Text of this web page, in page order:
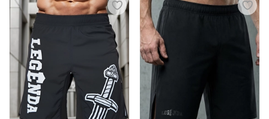
кроссфита
Кроссфит требует применения разнообразного
спортивного инвентаря, так как тренировки
включают элементы силовой, кардио нагрузки и
гимнастики. Чтобы занятия были комфортными и
продуктивными, необходимо подобрать
подходящую одежду для спорта, а также не